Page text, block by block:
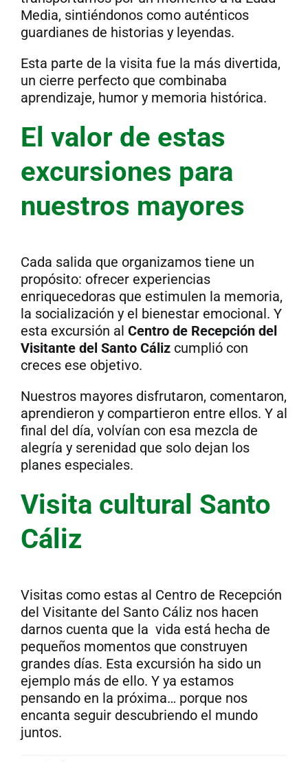
Media, sintiéndonos como auténticos
guardianes de historias y leyendas.
Esta parte de la visita fue la más divertida,
un cierre perfecto que combinaba
aprendizaje, humor y memoria histórica.
El valor de estas
excursiones para
nuestros mayores
Cada salida que organizamos tiene un
propósito: ofrecer experiencias
enriquecedoras que estimulen la memoria,
la socialización y el bienestar emocional. Y
esta excursión al Centro de Recepción del
Visitante del Santo Cáliz cumplió con
creces ese objetivo.
Nuestros mayores disfrutaron, comentaron,
aprendieron y compartieron entre ellos. Y al
final del día, volvían con esa mezcla de
alegría y serenidad que solo dejan los
planes especiales.
Visita cultural Santo
Cáliz
Visitas como estas al Centro de Recepción
del Visitante del Santo Cáliz nos hacen
darnos cuenta que la vida está hecha de
pequeños momentos que construyen
grandes días. Esta excursión ha sido un
ejemplo más de ello. Y ya estamos
pensando en la próxima… porque nos
encanta seguir descubriendo el mundo
juntos.